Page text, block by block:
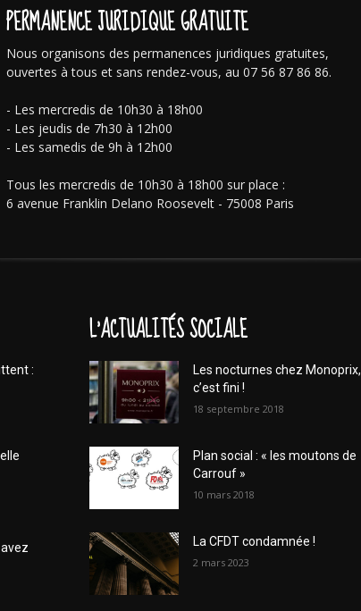
PERMANENCE JURIDIQUE GRATUITE
Nous organisons des permanences juridiques gratuites,
ouvertes à tous et sans rendez-vous, au 07 56 87 86 86.
- Les mercredis de 10h30 à 18h00
- Les jeudis de 7h30 à 12h00
- Les samedis de 9h à 12h00
Tous les mercredis de 10h30 à 18h00 sur place :
6 avenue Franklin Delano Roosevelt - 75008 Paris
:
L'ACTUALITÉS SOCIALE
Les nocturnes chez Monoprix,
c’est fini !
18 septembre 2018
Plan social : « les moutons de
Carrouf »
10 mars 2018
La CFDT condamnée !
2 mars 2023